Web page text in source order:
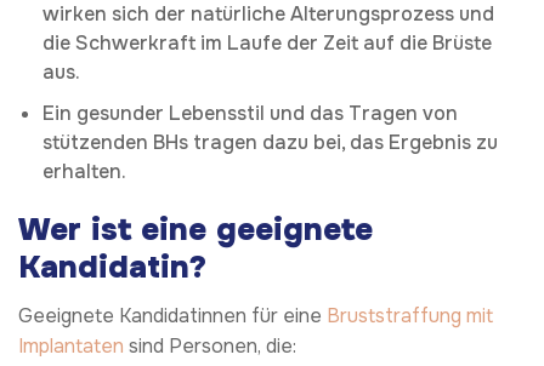
wirken sich der natürliche Alterungsprozess und
die Schwerkraft im Laufe der Zeit auf die Brüste
aus.
Ein gesunder Lebensstil und das Tragen von
stützenden BHs tragen dazu bei, das Ergebnis zu
erhalten.
Wer ist eine geeignete
Kandidatin?
Geeignete Kandidatinnen für eine Bruststraffung mit
Implantaten sind Personen, die: